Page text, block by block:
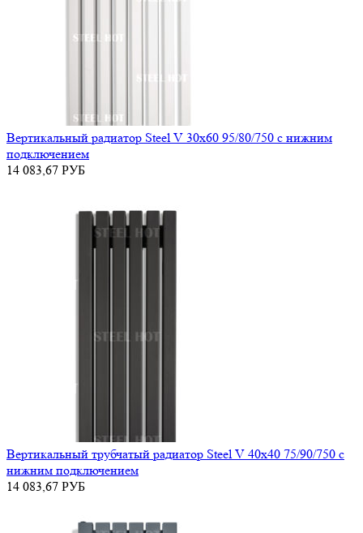
Вертикальный радиатор Steel V 30х60 95/80/750 с нижним
подключением
14 083,67 РУБ
Вертикальный трубчатый радиатор Steel V 40х40 75/90/750 с
нижним подключением
14 083,67 РУБ